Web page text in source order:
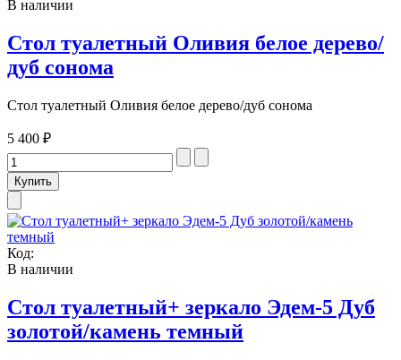
В наличии
Стол туалетный Оливия белое дерево/
дуб сонома
Стол туалетный Оливия белое дерево/дуб сонома
5 400 ₽
Код:
В наличии
Стол туалетный+ зеркало Эдем-5 Дуб
золотой/камень темный